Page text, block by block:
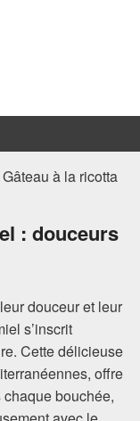
Gâteau à la ricotta
: douceurs
douceur et leur
s’inscrit
Cette délicieuse
offre
bouchée,